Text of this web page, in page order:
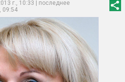
г., 10:33 | последнее
09:54